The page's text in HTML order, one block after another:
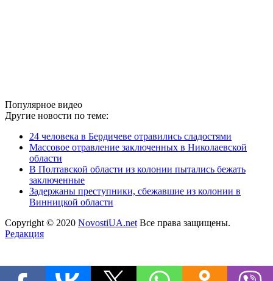
Популярное видео
Другие новости по теме:
24 человека в Бердичеве отравились сладостями
Массовое отравление заключенных в Николаевской
области
В Полтавской области из колонии пытались бежать
заключенные
Задержаны преступники, сбежавшие из колонии в
Винницкой области
Copyright © 2020 NovostiUA.net Все права защищены.
Редакция